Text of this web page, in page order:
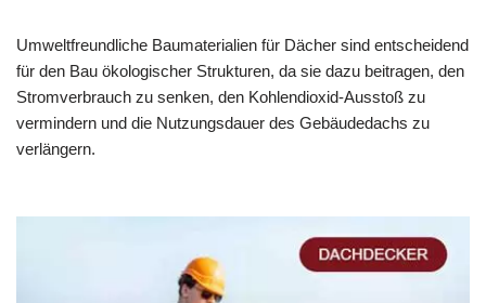
Umweltfreundliche Baumaterialien für Dächer sind entscheidend
für den Bau ökologischer Strukturen, da sie dazu beitragen, den
Stromverbrauch zu senken, den Kohlendioxid-Ausstoß zu
vermindern und die Nutzungsdauer des Gebäudedachs zu
verlängern.